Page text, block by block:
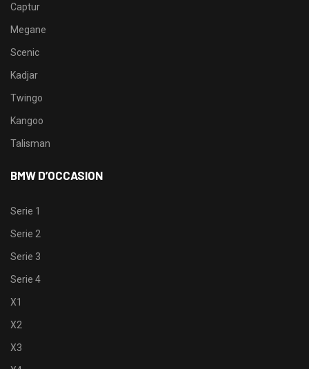
Captur
Megane
Scenic
Kadjar
Twingo
Kangoo
Talisman
BMW D’OCCASION
Serie 1
Serie 2
Serie 3
Serie 4
X1
X2
X3